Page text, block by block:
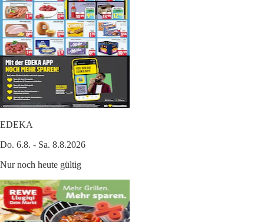
EDEKA
Do. 6.8. - Sa. 8.8.2026
Nur noch heute gültig